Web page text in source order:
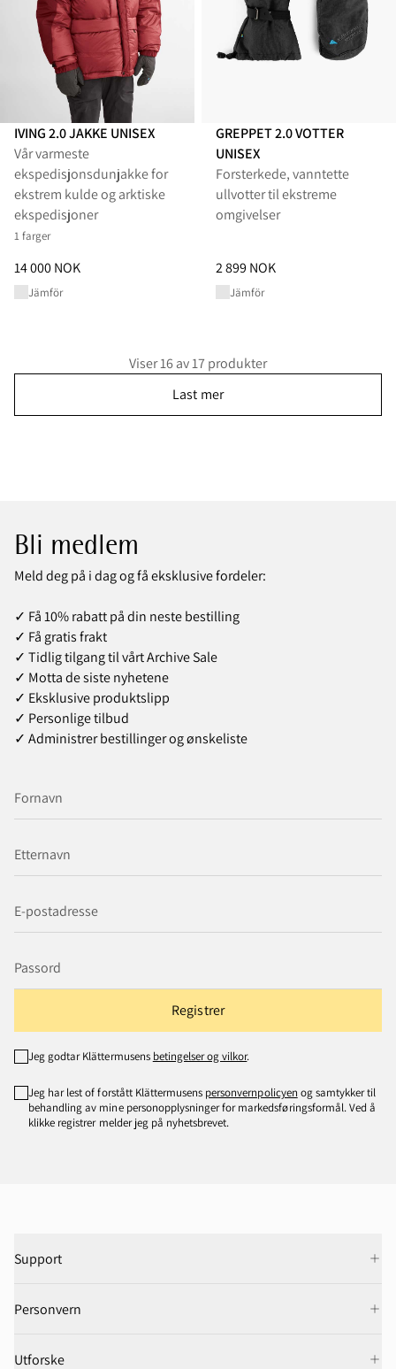
IVING 2.0 JAKKE UNISEX
Vår varmeste
ekspedisjonsdunjakke for
ekstrem kulde og arktiske
ekspedisjoner
1 farger
Pris:14 000 NOK, redusert fra 14 000 NOK
14 000 NOK
Jämför
GREPPET 2.0 VOTTER
UNISEX
Forsterkede, vanntette
ullvotter til ekstreme
omgivelser
Pris:2 899 NOK, redusert fra 2
2 899 NOK
Jämför
Viser 16 av 17 produkter
Last mer
Bli medlem
Meld deg på i dag og få eksklusive fordeler:
✓ Få 10% rabatt på din neste bestilling
✓ Få gratis frakt
✓ Tidlig tilgang til vårt Archive Sale
✓ Motta de siste nyhetene
✓ Eksklusive produktslipp
✓ Personlige tilbud
✓ Administrer bestillinger og ønskeliste
Registrer
Jeg godtar Klättermusens betingelser og vilkor.
Jeg har lest of forstått Klättermusens personvernpolicyen og samtykker til
behandling av mine personopplysninger for markedsføringsformål. Ved å
klikke registrer melder jeg på nyhetsbrevet.
Support
Personvern
Utforske